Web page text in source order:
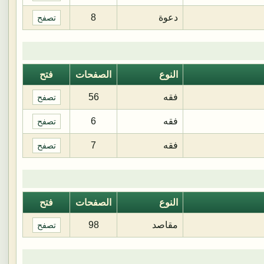
دعوة 8 تصفح
النوع الصفحات فتح
فقه 56 تصفح
فقه 6 تصفح
فقه 7 تصفح
النوع الصفحات فتح
مقاصد 98 تصفح